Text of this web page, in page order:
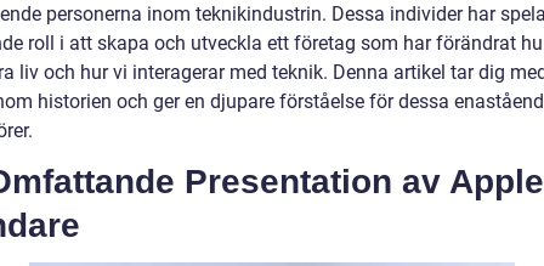
personerna inom teknikindustrin. Dessa individer har
roll i att skapa och utveckla ett företag som har förändrat
liv och hur vi interagerar med teknik. Denna artikel tar dig
historien och ger en djupare förståelse för dessa
Presentation av